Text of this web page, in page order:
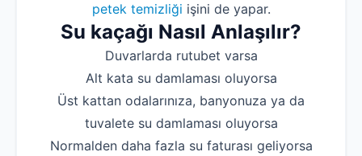
petek temizliği işini de yapar.
Su kaçağı Nasıl Anlaşılır?
Duvarlarda rutubet varsa
Alt kata su damlaması oluyorsa
Üst kattan odalarınıza, banyonuza ya da
tuvalete su damlaması oluyorsa
Normalden daha fazla su faturası geliyorsa